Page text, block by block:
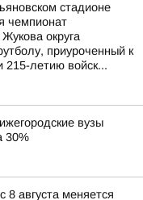
стадионе
чемпионат
округа
приуроченный к
215-летию войск...
вузы
30%
8 августа меняется